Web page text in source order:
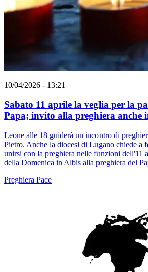
10/04/2026 - 13:21
Sabato 11 aprile la veglia per la
Papa; invito alla preghiera anche
Leone alle 18 guiderà un incontro di
Pietro. Anche la diocesi di Lugano chiede a
unirsi con la preghiera nelle funzioni dell'11
della Domenica in Albis alla preghiera del
Preghiera Pace